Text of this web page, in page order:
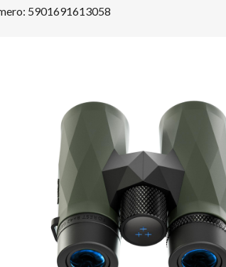
5901691613058